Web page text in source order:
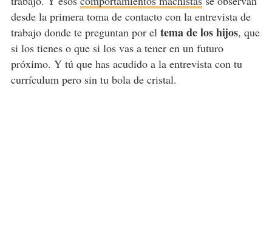
desde la primera toma de contacto con la entrevista de
trabajo donde te preguntan por el tema de los hijos, que
si los tienes o que si los vas a tener en un futuro
próximo. Y tú que has acudido a la entrevista con tu
currículum pero sin tu bola de cristal.